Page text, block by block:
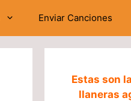
Enviar Canciones
Estas son
llaneras